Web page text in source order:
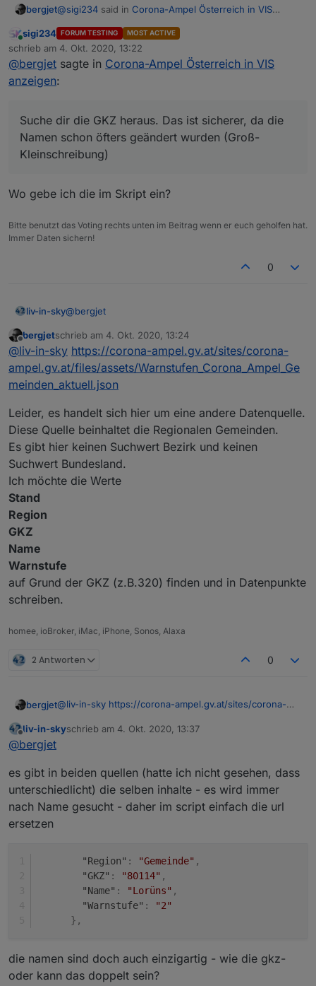
bergjet@sigi234 said in Corona-Ampel Österreich in VIS
@liv-in-sky
Hallo, gibt es auch einen Suchwert für eine
Suche dir die GKZ heraus. Das ist sicherer, da die
Namen schon öfters geändert wurden (Groß-
Online
sigi234 FORUM TESTING MOST ACTIVE
schrieb am 4. Okt. 2020, 13:22
zuletzt editiert von
@bergjet sagte in Corona-Ampel Österreich in VIS
anzeigen:
Suche dir die GKZ heraus. Das ist sicherer, da die
Namen schon öfters geändert wurden (Groß-
Kleinschreibung)
Wo gebe ich die im Skript ein?
Bitte benutzt das Voting rechts unten im Beitrag wenn er euch geholfen hat.
Immer Daten sichern!
0
liv-in-sky@bergjet
also dieses script bringt die daten unter
javascript.0.coronamapel - das schedule ist im
moment auf jede minute gesetzt - solltest du aber
ändern vielleicht alle 30 minuten oder jede stunde
(zeile: 73) d.h. es dauert auch eine minute, bis daten
Spoiler
Offline
bergjetschrieb am 4. Okt. 2020, 13:24
zuletzt editiert von
@liv-in-sky https://corona-ampel.gv.at/sites/corona-
ampel.gv.at/files/assets/Warnstufen_Corona_Ampel_Ge
meinden_aktuell.json
Leider, es handelt sich hier um eine andere Datenquelle.
Diese Quelle beinhaltet die Regionalen Gemeinden.
Es gibt hier keinen Suchwert Bezirk und keinen
Suchwert Bundesland.
Ich möchte die Werte
Stand
Region
GKZ
Name
Warnstufe
auf Grund der GKZ (z.B.320) finden und in Datenpunkte
schreiben.
homee, ioBroker, iMac, iPhone, Sonos, Alaxa
2 Antworten 0
bergjet@liv-in-sky https://corona-ampel.gv.at/sites/corona-
meinden_aktuell.json
Leider, es handelt sich hier um eine andere
Es gibt hier keinen Suchwert Bezirk und keinen
Suchwert Bundesland.
Ich möchte die Werte
Stand
Warnstufe
auf Grund der GKZ (z.B.320) finden und in
Datenpunkte schreiben.
Offline
liv-in-skyschrieb am 4. Okt. 2020, 13:37
zuletzt editiert von
@bergjet
es gibt in beiden quellen (hatte ich nicht gesehen, dass
unterschiedlicht) die selben inhalte - es wird immer
nach Name gesucht - daher im script einfach die url
ersetzen
"Region" : "Gemeinde" ,
"GKZ" : "80114" ,
"Name" : "Lorüns" ,
"Warnstufe" :
"2"
} ,
die namen sind doch auch einzigartig - wie die gkz-
oder kann das doppelt sein?